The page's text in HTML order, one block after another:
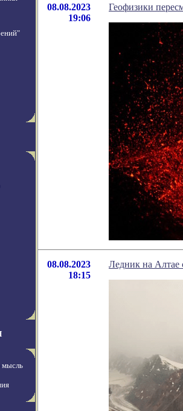
мысль
08.08.2023
19:06
Геофизики
08.08.2023
18:15
Ледник на Алтае